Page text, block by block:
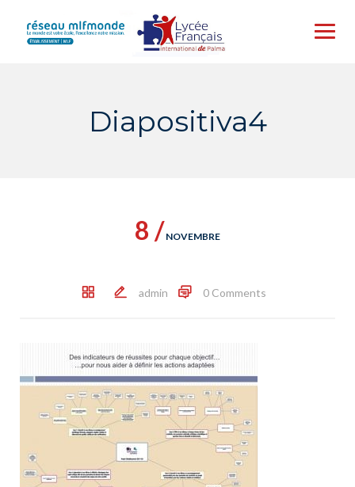
content
Diapositiva4
8 / NOVEMBRE
admin 0 Comments